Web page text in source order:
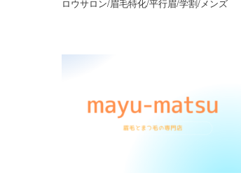
ロウサロン/眉毛特化/平行眉/学割/メンズ